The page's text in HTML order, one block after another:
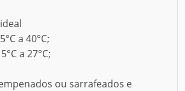
a 40°C;
a 27°C;
ou sarrafeados e